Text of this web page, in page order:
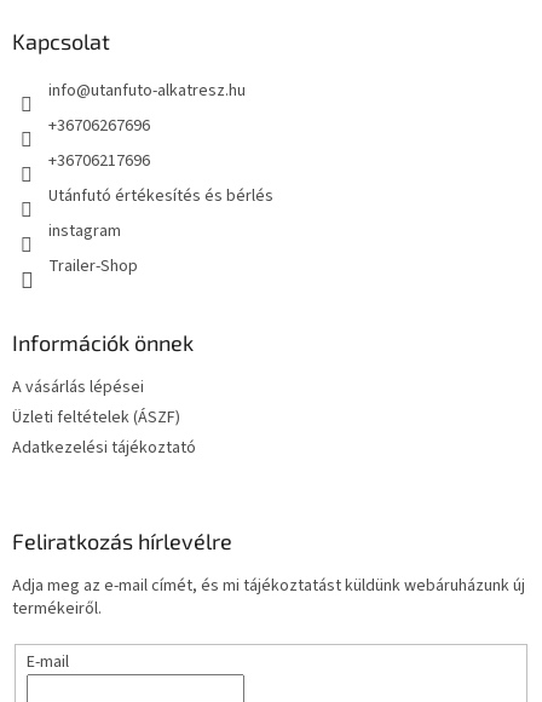
Kapcsolat
info@utanfuto-alkatresz.hu
+36706267696
+36706217696
Utánfutó értékesítés és bérlés
instagram
Trailer-Shop
Információk önnek
A vásárlás lépései
Üzleti feltételek (ÁSZF)
Adatkezelési tájékoztató
Feliratkozás hírlevélre
Adja meg az e-mail címét, és mi tájékoztatást küldünk webáruházunk új
termékeiről.
E-mail